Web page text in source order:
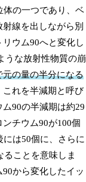
体の一つであり、ベ
線を出しながら別
ウム90へと変化し
うな放射性物質の崩
元の量の半分になる
これを半減期と呼び
90の半減期は約29
チウム90が100個
には50個に、さらに
ることを意味しま
から変化したイッ